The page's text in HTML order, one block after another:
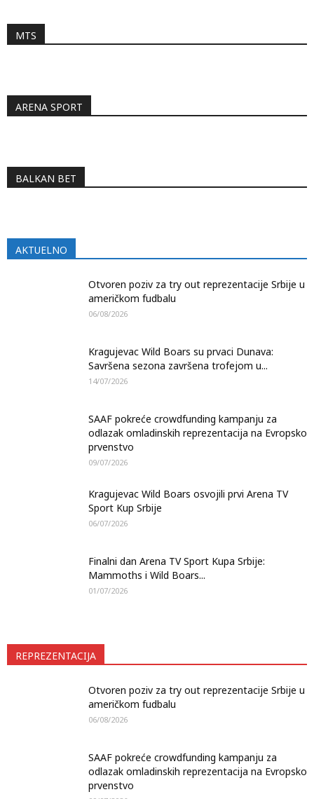
MTS
ARENA SPORT
BALKAN BET
AKTUELNO
Otvoren poziv za try out reprezentacije Srbije u
američkom fudbalu
06/08/2026
Kragujevac Wild Boars su prvaci Dunava:
Savršena sezona završena trofejom u...
14/07/2026
SAAF pokreće crowdfunding kampanju za
odlazak omladinskih reprezentacija na Evropsko
prvenstvo
09/07/2026
Kragujevac Wild Boars osvojili prvi Arena TV
Sport Kup Srbije
06/07/2026
Finalni dan Arena TV Sport Kupa Srbije:
Mammoths i Wild Boars...
01/07/2026
REPREZENTACIJA
Otvoren poziv za try out reprezentacije Srbije u
američkom fudbalu
06/08/2026
SAAF pokreće crowdfunding kampanju za
odlazak omladinskih reprezentacija na Evropsko
prvenstvo